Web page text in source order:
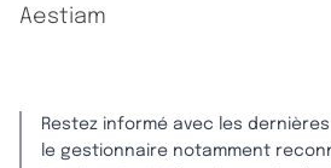
Aestiam
Restez informé avec les
le gestionnaire notamment